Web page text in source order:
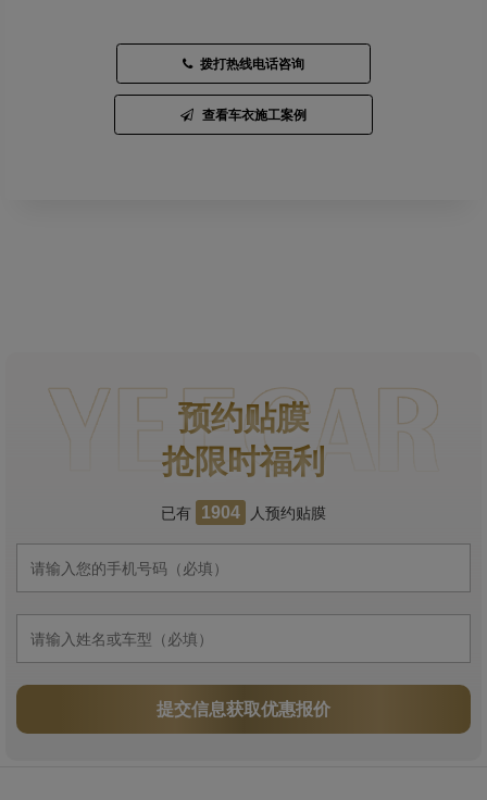
拨打热线电话咨询
查看车衣施工案例
预约贴膜
抢限时福利
已有 1904 人预约贴膜
提交信息获取优惠报价